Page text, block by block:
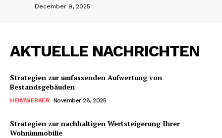
December 9, 2025
AKTUELLE NACHRICHTEN
Strategien zur umfassenden Aufwertung von
Bestandsgebäuden
HEIMWERKER November 28, 2025
Strategien zur nachhaltigen Wertsteigerung Ihrer
Wohnimmobilie